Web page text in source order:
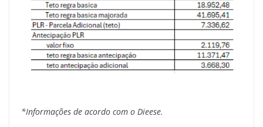
*Informações de acordo com o Dieese.